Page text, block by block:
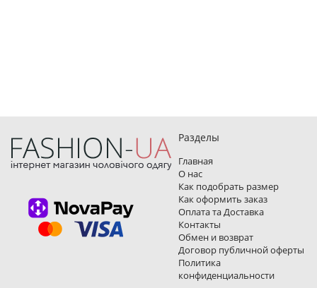
Разделы
Главная
О нас
Как подобрать размер
Как оформить заказ
Оплата та Доставка
Контакты
Обмен и возврат
Договор публичной оферты
Политика
конфиденциальности